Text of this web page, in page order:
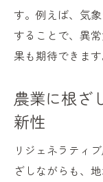
す。例えば、気
することで、異
果も期待できます
農業に根ざ
新性
リジェネラティ
ざしながらも、